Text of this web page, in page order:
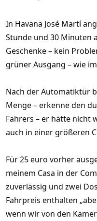
In Havana José Martí
Stunde und 30 Minuten
Geschenke – kein
grüner Ausgang – wie
Nach der Automatiktür
Menge – erkenne den
Fahrers – er hätte nicht
auch in einer größeren
Für 25 euro vorher
meinem Casa in der
zuverlässig und zwei
Fahrpreis enthalten
wenn wir von den